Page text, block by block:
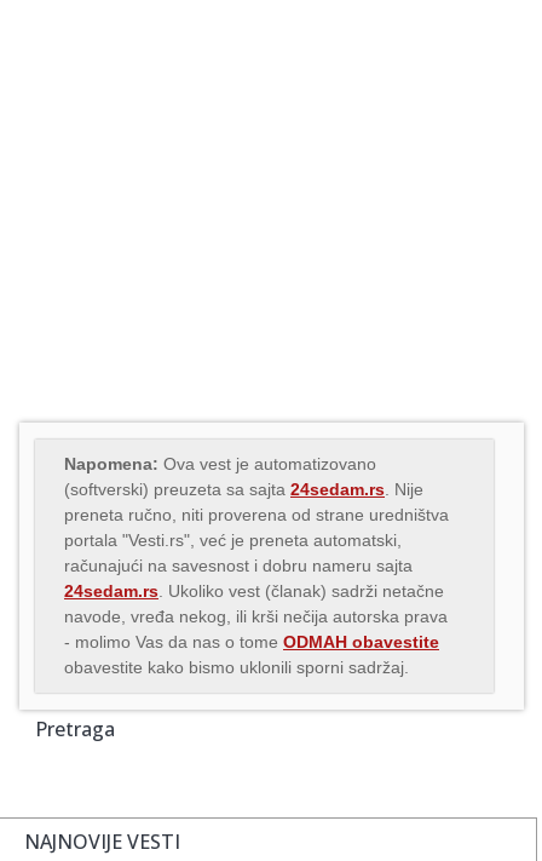
Napomena: Ova vest je automatizovano
(softverski) preuzeta sa sajta 24sedam.rs . Nije
preneta ručno, niti proverena od strane uredništva
portala "Vesti.rs", već je preneta automatski,
računajući na savesnost i dobru nameru sajta
24sedam.rs . Ukoliko vest (članak) sadrži netačne
navode, vređa nekog, ili krši nečija autorska prava
- molimo Vas da nas o tome ODMAH obavestite
obavestite kako bismo uklonili sporni sadržaj.
Pretraga
NAJNOVIJE VESTI